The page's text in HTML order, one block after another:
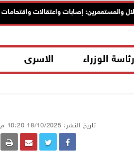
والمستعمرين: إصابات واعتقالات واقتحامات
رئاسة الوزراء الاسرى
تاريخ النشر: 18/10/2025 10:20 م